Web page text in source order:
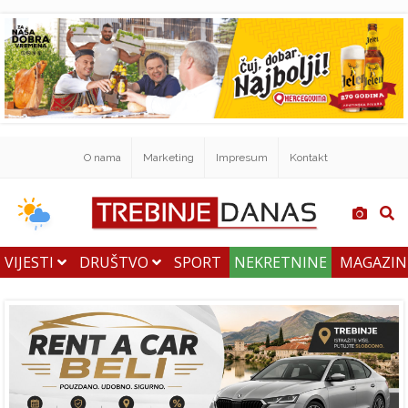
O nama Marketing Impresum Kontakt
VIJESTI DRUŠTVO SPORT NEKRETNINE